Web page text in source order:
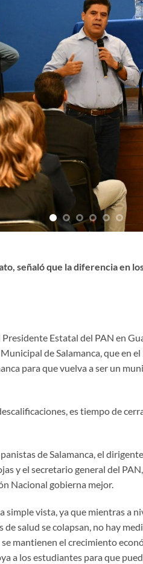
señaló que la diferencia en
Presidente Estatal del PAN en
de Salamanca, que en
para que vuelva a ser un
es tiempo de
de Salamanca, el
y el secretario general del
Nacional gobierna mejor.
simple vista, ya que mientras a
de salud se colapsan, no hay
mantienen el crecimiento
a los estudiantes para que